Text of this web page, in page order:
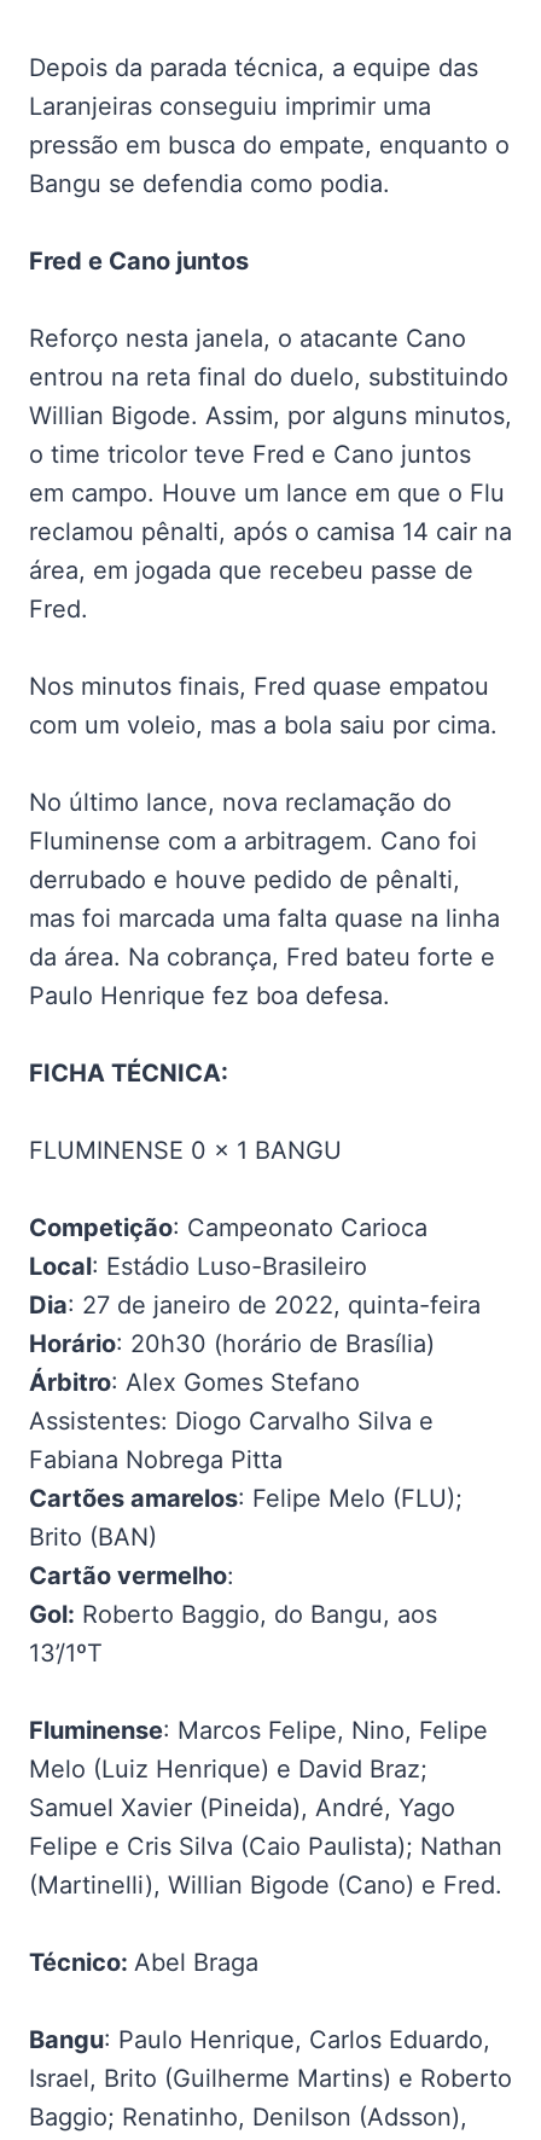
Depois da parada técnica, a equipe das
Laranjeiras conseguiu imprimir uma
pressão em busca do empate, enquanto o
Bangu se defendia como podia.
Fred e Cano juntos
Reforço nesta janela, o atacante Cano
entrou na reta final do duelo, substituindo
Willian Bigode. Assim, por alguns minutos,
o time tricolor teve Fred e Cano juntos
em campo. Houve um lance em que o Flu
reclamou pênalti, após o camisa 14 cair na
área, em jogada que recebeu passe de
Fred.
Nos minutos finais, Fred quase empatou
com um voleio, mas a bola saiu por cima.
No último lance, nova reclamação do
Fluminense com a arbitragem. Cano foi
derrubado e houve pedido de pênalti,
mas foi marcada uma falta quase na linha
da área. Na cobrança, Fred bateu forte e
Paulo Henrique fez boa defesa.
FICHA TÉCNICA:
FLUMINENSE 0 x 1 BANGU
Competição: Campeonato Carioca
Local: Estádio Luso-Brasileiro
Dia: 27 de janeiro de 2022, quinta-feira
Horário: 20h30 (horário de Brasília)
Árbitro: Alex Gomes Stefano
Assistentes: Diogo Carvalho Silva e
Fabiana Nobrega Pitta
Cartões amarelos: Felipe Melo (FLU);
Brito (BAN)
Cartão vermelho:
Gol: Roberto Baggio, do Bangu, aos
13’/1ºT
Fluminense: Marcos Felipe, Nino, Felipe
Melo (Luiz Henrique) e David Braz;
Samuel Xavier (Pineida), André, Yago
Felipe e Cris Silva (Caio Paulista); Nathan
(Martinelli), Willian Bigode (Cano) e Fred.
Técnico: Abel Braga
Bangu: Paulo Henrique, Carlos Eduardo,
Israel, Brito (Guilherme Martins) e Roberto
Baggio; Renatinho, Denilson (Adsson),